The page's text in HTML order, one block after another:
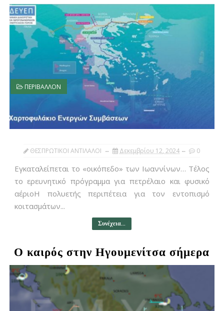
ΠΕΡΙΒΑΛΛΟΝ
ΘΕΣΠΡΩΤΙΚΟΙ ΑΝΤΙΛΑΛΟΙ Δεκεμβρίου 12, 2024 0
Εγκαταλείπεται το «οικόπεδο» των Ιωαννίνων… Τέλος
το ερευνητικό πρόγραμμα για πετρέλαιο και φυσικό
αέριοΗ πολυετής περιπέτεια για τον εντοπισμό
κοιτασμάτων...
Συνέχεια...
Ο καιρός στην Ηγουμενίτσα σήμερα